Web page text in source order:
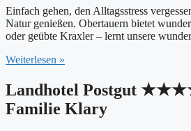
Einfach gehen, den Alltagsstress
Natur genießen. Obertauern bietet
oder geübte Kraxler – lernt unsere
Weiterlesen »
Landhotel Postgut
Familie Klary